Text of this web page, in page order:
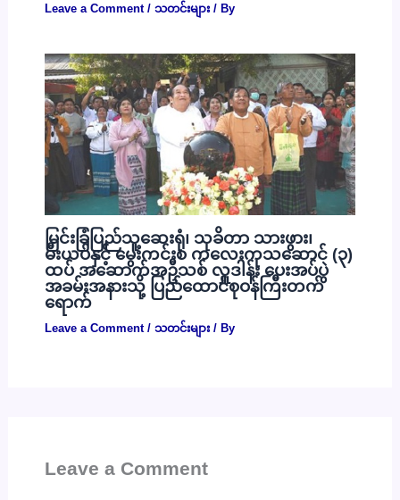
Leave a Comment / သတင်းများ/ By
မြင်းခြံပြည်သူ့ဆေးရုံ၊ သုခိတာ သားဖွား၊
မီးယပ်နှင့် မွေးကင်းစ ကလေးကုသဆောင် (၃)
ထပ် အဆောက်အဦသစ် လှူဒါန်း ပေးအပ်ပွဲ
အခမ်းအနားသို့ ပြည်ထောင်စုဝန်ကြီးတက်
ရောက်
Leave a Comment / သတင်းများ/ By
Leave a Comment